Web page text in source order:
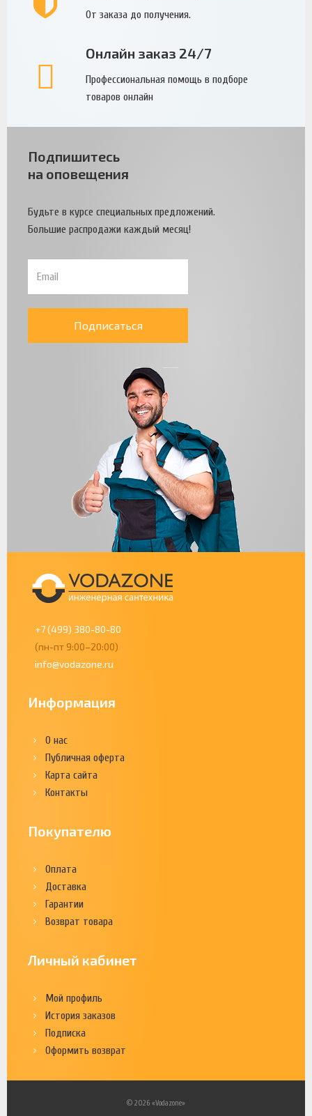
От заказа до получения.
Онлайн заказ 24/7
Профессиональная помощь в подборе
товаров онлайн
Подпишитесь
на оповещения
Будьте в курсе специальных предложений.
Большие распродажи каждый месяц!
Подписаться
+7 (499) 380-80-80
(пн-пт 9:00–20:00)
info@vodazone.ru
Информация
О нас
Публичная оферта
Карта сайта
Контакты
Покупателю
Оплата
Доставка
Гарантии
Возврат товара
Личный кабинет
Мой профиль
История заказов
Подписка
Оформить возврат
© 2026 «Vodazone»